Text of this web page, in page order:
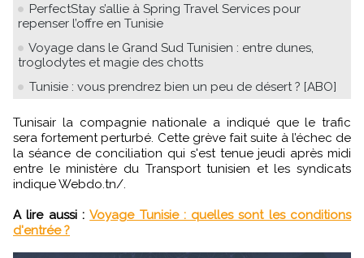
PerfectStay s’allie à Spring Travel Services pour
repenser l’offre en Tunisie
Voyage dans le Grand Sud Tunisien : entre dunes,
troglodytes et magie des chotts
Tunisie : vous prendrez bien un peu de désert ? [ABO]
Tunisair la compagnie nationale a indiqué que le trafic
sera fortement perturbé. Cette grève fait suite à l’échec de
la séance de conciliation qui s'est tenue jeudi après midi
entre le ministère du Transport tunisien et les syndicats
indique Webdo.tn/.
A lire aussi : Voyage Tunisie : quelles sont les conditions
d'entrée ?